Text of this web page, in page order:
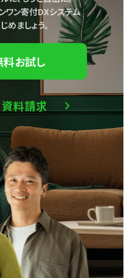
ワン寄付DXシステム
めましょう。
お試し
資料請求